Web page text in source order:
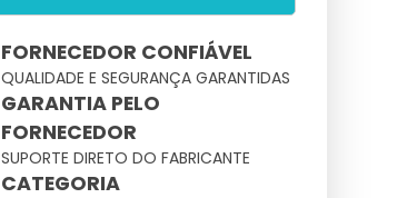
FORNECEDOR CONFIÁVEL
QUALIDADE E SEGURANÇA GARANTIDAS
GARANTIA PELO
FORNECEDOR
SUPORTE DIRETO DO FABRICANTE
CATEGORIA